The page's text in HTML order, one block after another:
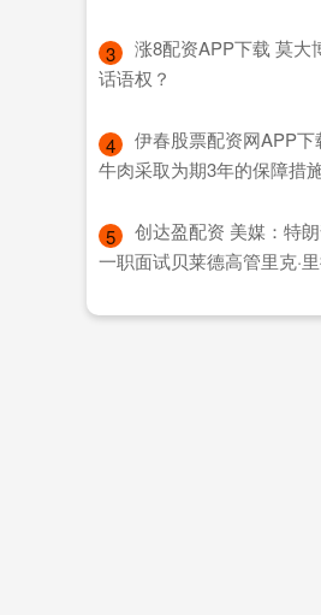
3
涨8配资APP下载 莫大
话语权？
4
伊春股票配资网APP
牛肉采取为期3年的保障措
5
创达盈配资 美媒：特
一职面试贝莱德高管里克·